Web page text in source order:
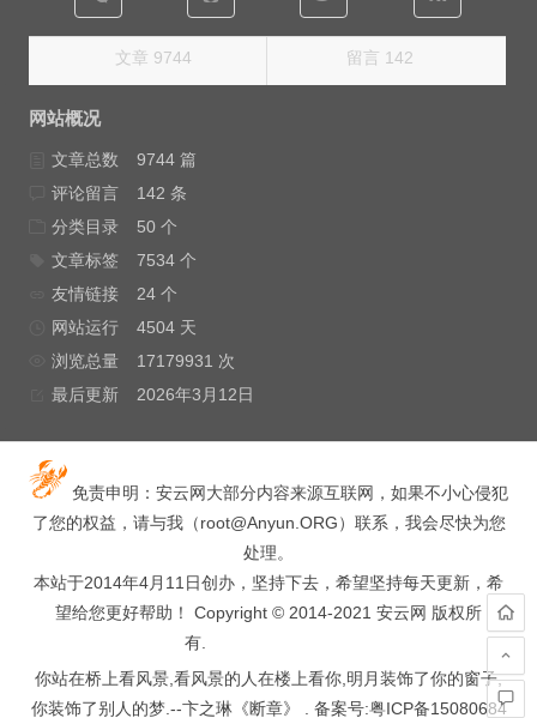
文章 9744 留言 142
网站概况
文章总数
9744 篇
评论留言
142 条
分类目录
50 个
文章标签
7534 个
友情链接
24 个
网站运行
4504 天
浏览总量
17179931 次
最后更新
2026年3月12日
免责申明：安云网大部分内容来源互联网，如果不小心侵犯
了您的权益，请与我（root@Anyun.ORG）联系，我会尽快为您
处理。
本站于2014年4月11日创办，坚持下去，希望坚持每天更新，希
望给您更好帮助！ Copyright © 2014-2021 安云网 版权所
有.
你站在桥上看风景,看风景的人在楼上看你,明月装饰了你的窗子,
你装饰了别人的梦.--卞之琳《断章》 . 备案号:粤ICP备15080684